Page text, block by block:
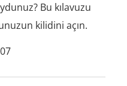
Bu kılavuzu
kilidini açın.